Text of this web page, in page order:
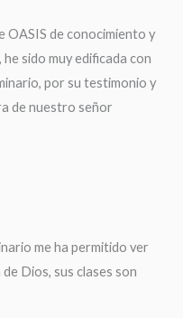
OASIS de conocimiento y
sido muy edificada con
por su testimonio y
de nuestro señor
me ha permitido ver
Dios, sus clases son